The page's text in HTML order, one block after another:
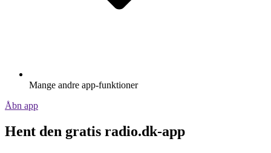
Mange andre app-funktioner
Åbn app
Hent den gratis radio.dk-app